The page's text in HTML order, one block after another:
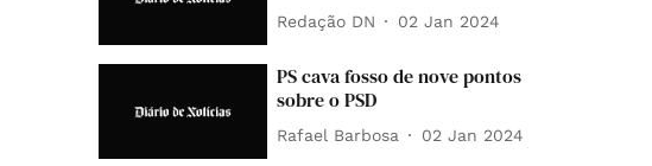
Redação DN 02 Jan 2024
PS cava fosso de nove pontos
sobre o PSD
Rafael Barbosa 02 Jan 2024